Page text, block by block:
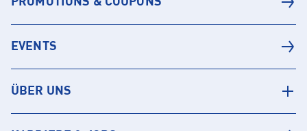
EVENTS
ÜBER UNS